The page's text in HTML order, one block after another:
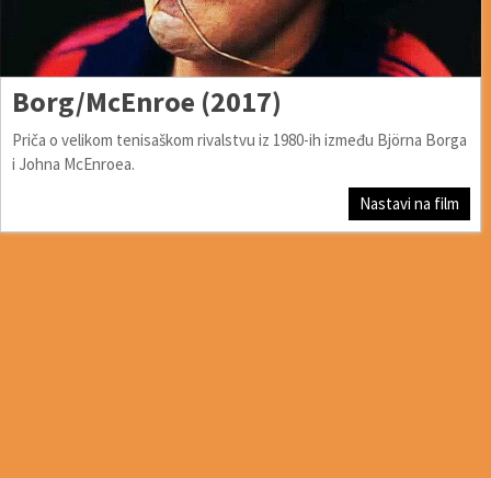
Borg/McEnroe (2017)
Priča o velikom tenisaškom rivalstvu iz 1980-ih između Björna Borga
i Johna McEnroea.
Nastavi na film